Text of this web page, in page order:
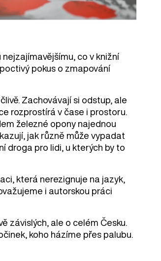
co v knižní
pokus o zmapování
Zachovávají si odstup, ale
rozprostírá v čase i prostoru.
železné opony najednou
jak různě může vypadat
droga pro lidi, u kterých by to
která nerezignuje na jazyk,
i autorskou práci
závislých, ale o celém Česku.
koho házíme přes palubu.